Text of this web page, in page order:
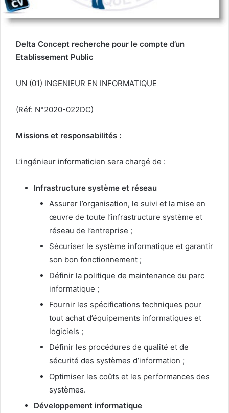
Delta Concept recherche pour le compte d’un
Etablissement Public
UN (01) INGENIEUR EN INFORMATIQUE
(Réf: N°2020-022DC)
Missions et responsabilités :
L’ingénieur informaticien sera chargé de :
Infrastructure système et réseau
Assurer l’organisation, le suivi et la mise en
œuvre de toute l’infrastructure système et
réseau de l’entreprise ;
Sécuriser le système informatique et garantir
son bon fonctionnement ;
Définir la politique de maintenance du parc
informatique ;
Fournir les spécifications techniques pour
tout achat d’équipements informatiques et
logiciels ;
Définir les procédures de qualité et de
sécurité des systèmes d’information ;
Optimiser les coûts et les performances des
systèmes.
Développement informatique